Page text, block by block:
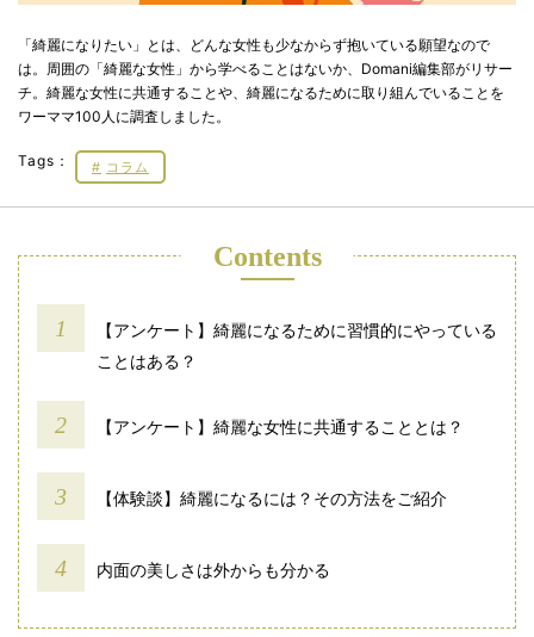
「綺麗になりたい」とは、どんな女性も少なからず抱いている願望なので
は。周囲の「綺麗な女性」から学べることはないか、Domani編集部がリサー
チ。綺麗な女性に共通することや、綺麗になるために取り組んでいることを
ワーママ100人に調査しました。
Tags： コラム
Contents
【アンケート】綺麗になるために習慣的にやっている
ことはある？
【アンケート】綺麗な女性に共通することとは？
【体験談】綺麗になるには？その方法をご紹介
内面の美しさは外からも分かる